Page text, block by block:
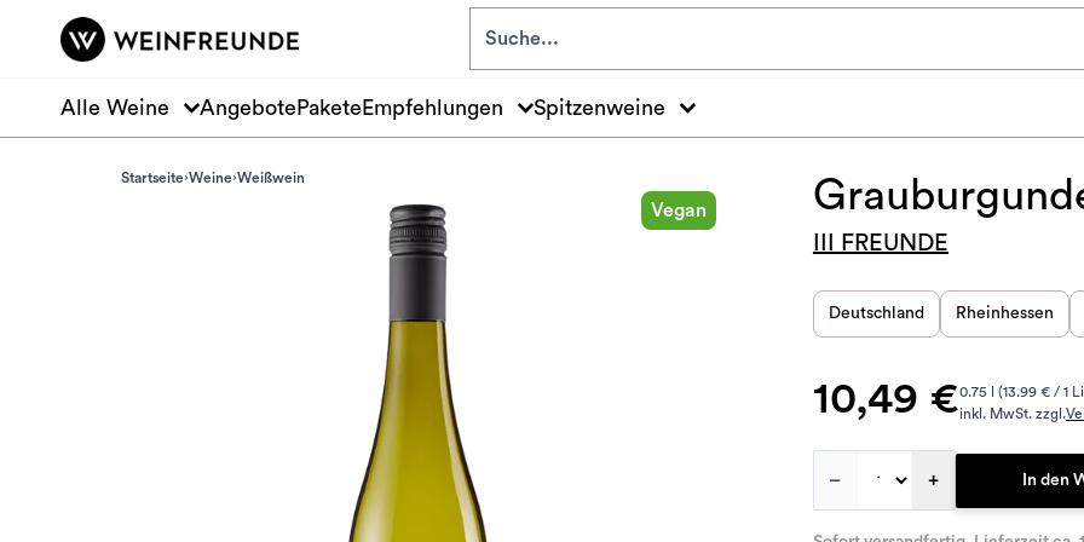
Zum Hauptinhalt springen
Alle Weine Angebote Pakete Empfehlungen Spitzenweine
Startseite Weine Weißwein
Vegan
III FREUNDE
Deutschland Rheinhessen
10,49 €0.75 l (13.99 € / 1
inkl. MwSt. zzgl.
– + In den